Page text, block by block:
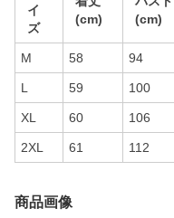
イ
ズ
(cm)
(cm)
M 58 94
L 59 100
XL 60 106
2XL 61 112
商品画像